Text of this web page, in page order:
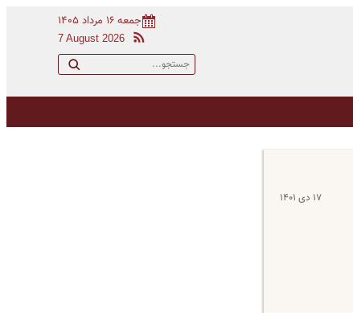
جمعه ۱۶ مرداد ۱۴۰۵
7 August 2026
۱۷ دی ۱۴۰۱